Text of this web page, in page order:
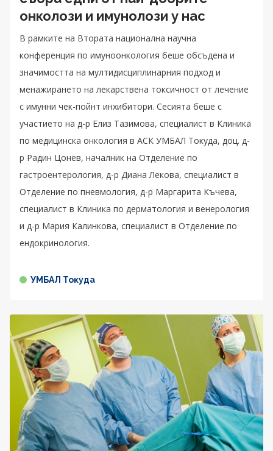
онколози и имунолози у нас
В рамките на Втората национална научна
конференция по имуноонкология беше обсъдена и
значимостта на мултидисциплинарния подход и
менажирането на лекарствена токсичност от лечение
с имунни чек-пойнт инхибитори. Сесията беше с
участието на д-р Елиз Тазимова, специалист в Клиника
по медицинска онкология в АСК УМБАЛ Токуда, доц. д-
р Радин Цонев, началник на Отделение по
гастроентерология, д-р Диана Лекова, специалист в
Отделение по пневмология, д-р Маргарита Къчева,
специалист в Клиника по дерматология и венерология
и д-р Мария Калинкова, специалист в Отделение по
ендокринология.
УМБАЛ Токуда